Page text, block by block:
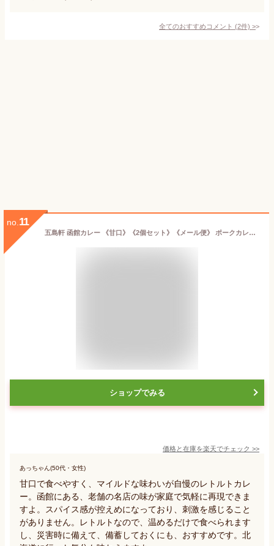
全てのおすすめコメント (2件) >
no. 11
五島軒 函館カレー 《甘口》《2個セット》《メール便》 ポークカレー 北海道 お土産 レトルト カレー ポーク 豚 じゃがいも にんじん ギフト プレゼント お取り寄せ 送料無料 バレンタイン ホワイトデー
ショップでみる
価格と在庫を楽天でチェック >>
あっちゃん(50代・女性)
甘口で食べやすく、マイルドな味わいが自慢のレトルトカレ
ー。函館にある、老舗の名店の味が家庭で気軽に再現できま
すよ。スパイス感が控えめになっており、刺激を感じること
がありません。レトルトなので、温めるだけで食べられます
し、災害時に備えて、備蓄しておくにも、おすすめです。北